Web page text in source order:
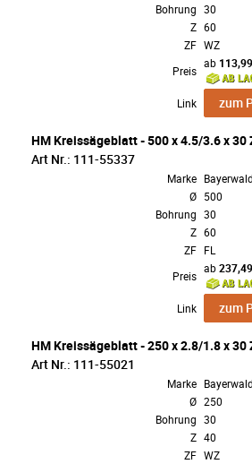
Bohrung 30
Z 60
ZF WZ
Preis
ab
Link zum
HM Kreissägeblatt - 500 x 4.5/3.6 x 30
Art Nr.: 111-55337
Marke
Ø 500
Bohrung 30
Z 60
ZF FL
Preis
ab
Link zum
HM Kreissägeblatt - 250 x 2.8/1.8 x 30
Art Nr.: 111-55021
Marke
Ø 250
Bohrung 30
Z 40
ZF WZ